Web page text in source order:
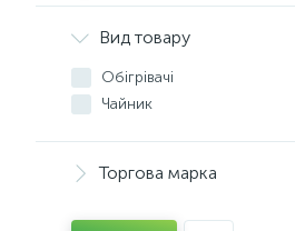
Вид товару
Обігрівачі
Чайник
Торгова марка